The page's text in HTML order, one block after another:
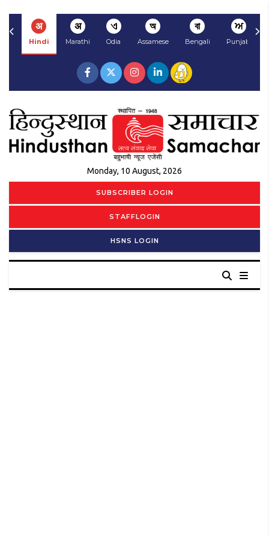
अ
Hindi
अ
Marathi
ଏ
Odia
অ
Assamese
বা
Bengali
ਅ
Punjabi
Monday, 10 August, 2026
SUBSCRIBER LOGIN
STAFFLOGIN
HSNS LOGIN